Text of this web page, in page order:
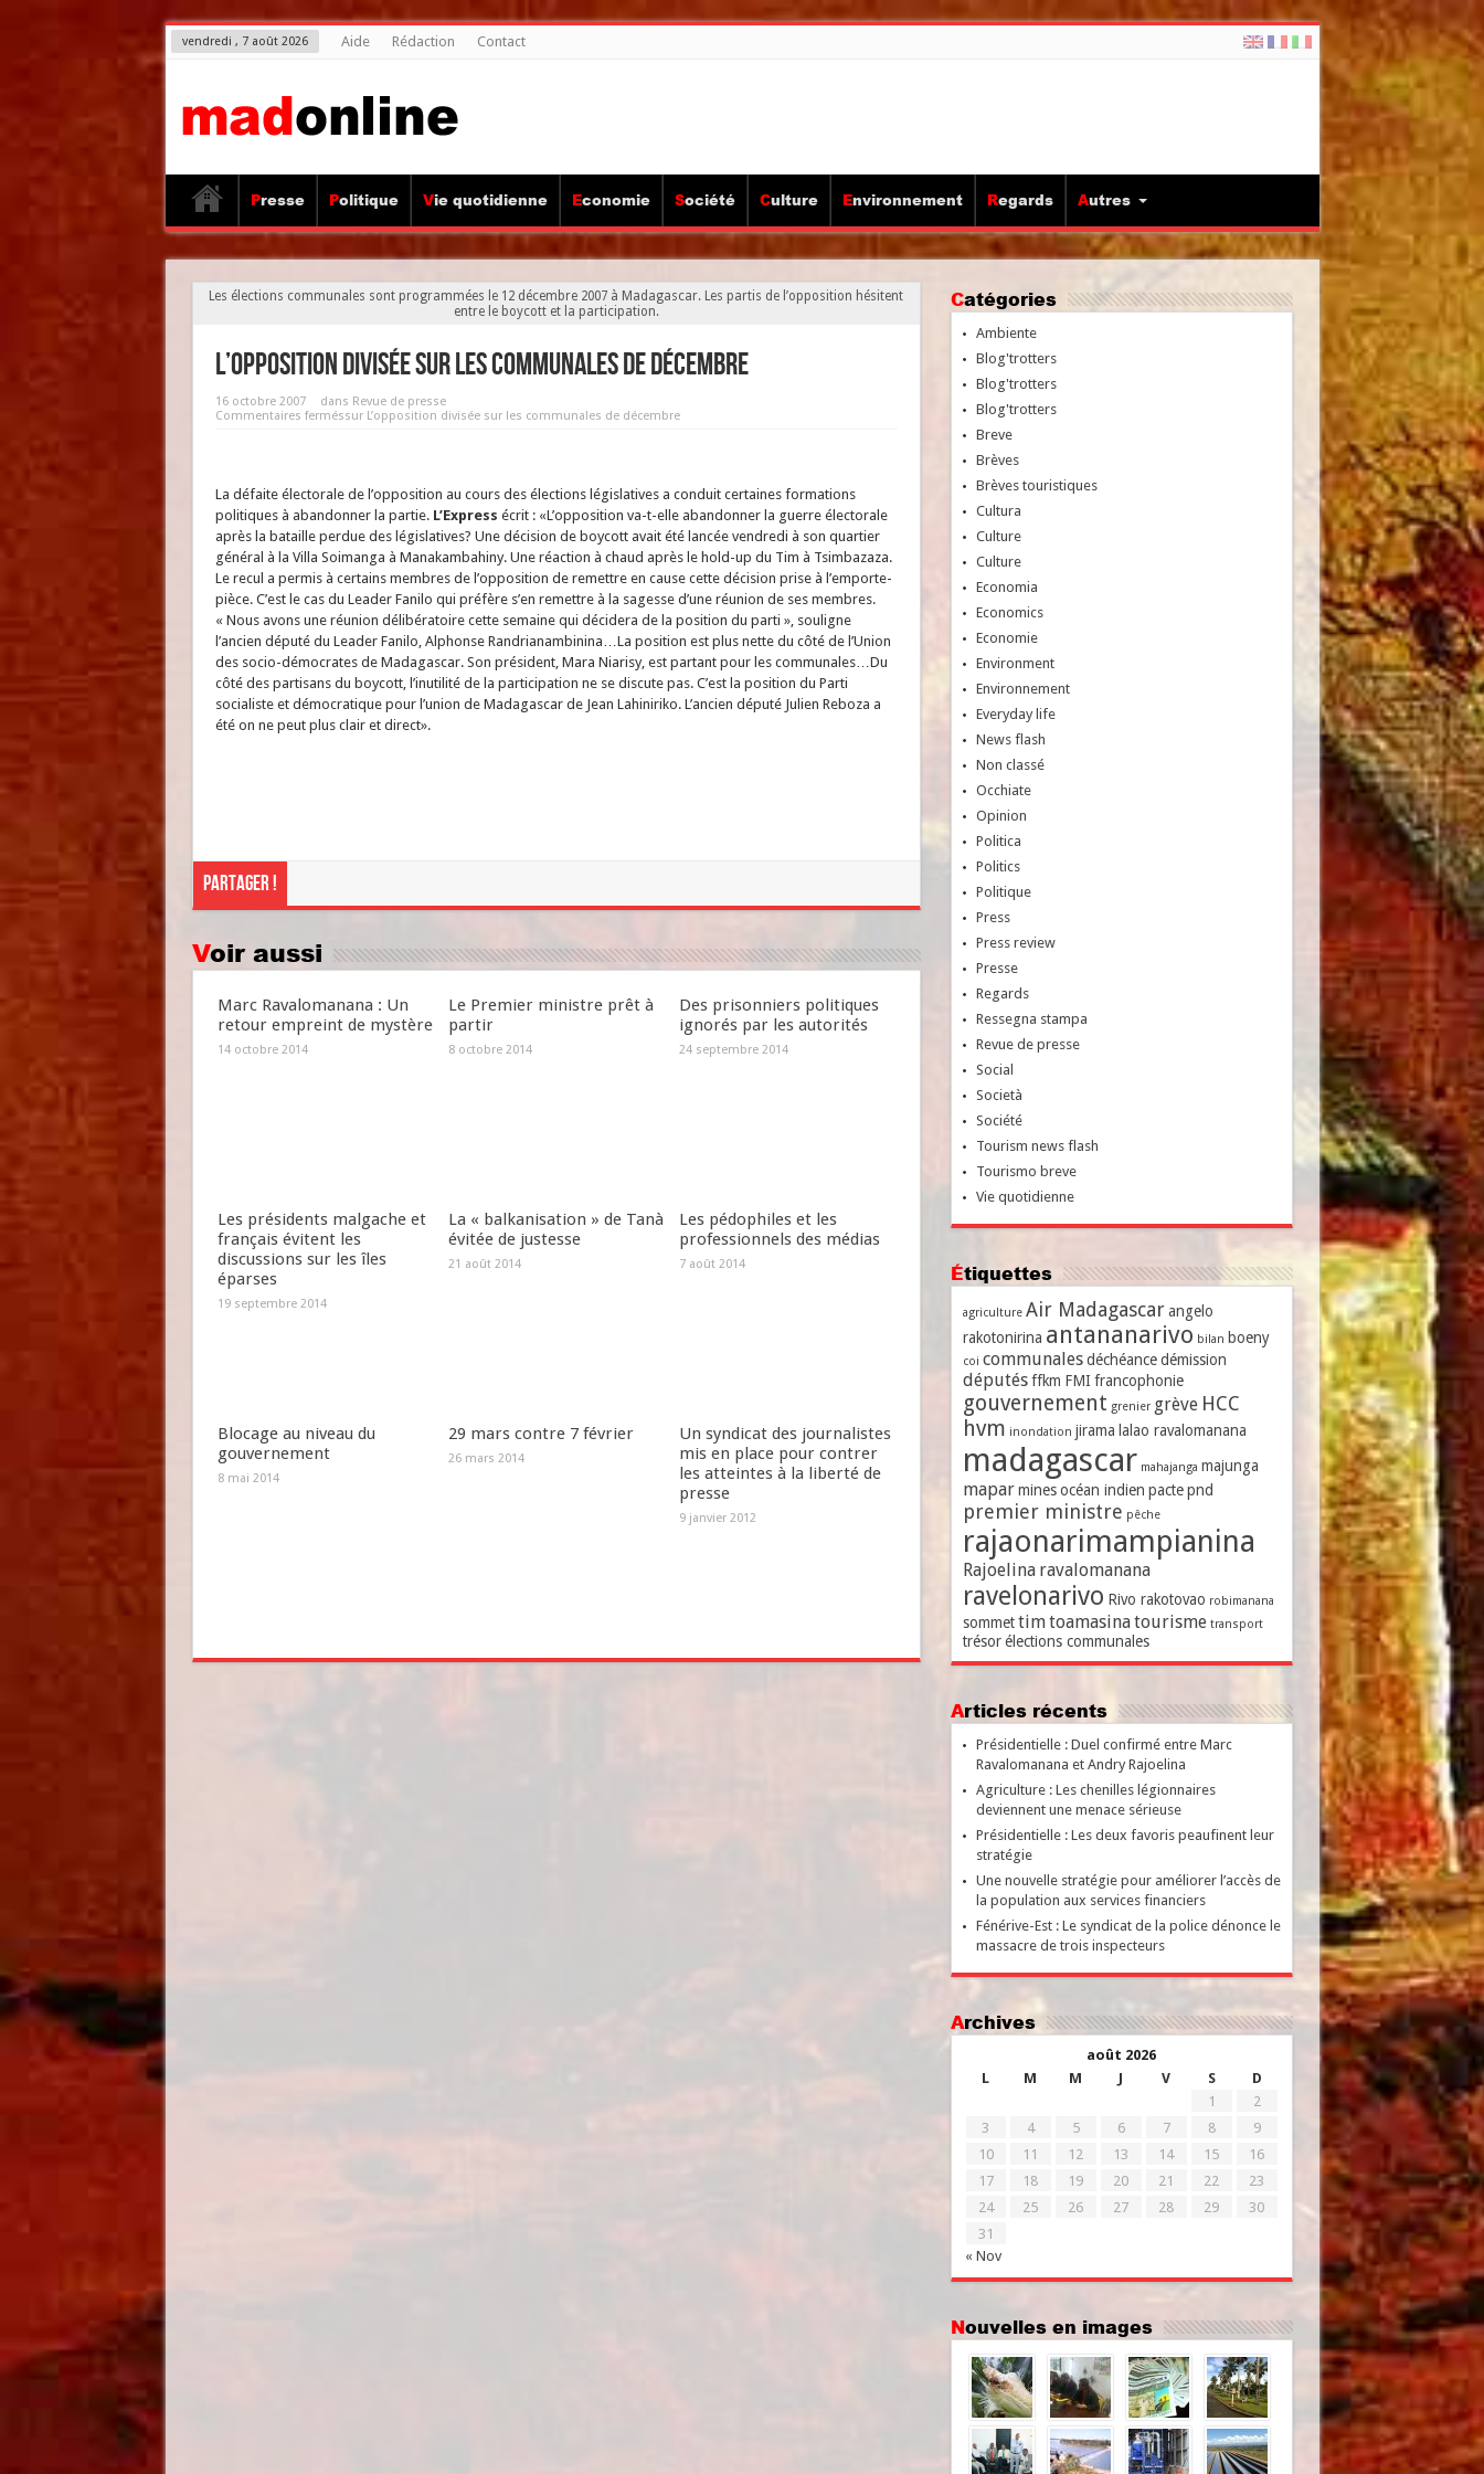
vendredi , 7 août 2026 Aide Rédaction Contact
Presse Politique Vie quotidienne Economie Société Culture Environnement Regards Autres
Les élections communales sont programmées le 12 décembre 2007 à Madagascar. Les partis de l’opposition hésitent
entre le boycott et la participation.
L’opposition divisée sur les communales de décembre
16 octobre 2007 dans Revue de presse
Commentaires ferméssur L’opposition divisée sur les communales de décembre
La défaite électorale de l’opposition au cours des élections législatives a conduit certaines formations
politiques à abandonner la partie. L’Express écrit : «L’opposition va-t-elle abandonner la guerre électorale
après la bataille perdue des législatives? Une décision de boycott avait été lancée vendredi à son quartier
général à la Villa Soimanga à Manakambahiny. Une réaction à chaud après le hold-up du Tim à Tsimbazaza.
Le recul a permis à certains membres de l’opposition de remettre en cause cette décision prise à l’emporte-
pièce. C’est le cas du Leader Fanilo qui préfère s’en remettre à la sagesse d’une réunion de ses membres.
« Nous avons une réunion délibératoire cette semaine qui décidera de la position du parti », souligne
l’ancien député du Leader Fanilo, Alphonse Randrianambinina…La position est plus nette du côté de l’Union
des socio-démocrates de Madagascar. Son président, Mara Niarisy, est partant pour les communales…Du
côté des partisans du boycott, l’inutilité de la participation ne se discute pas. C’est la position du Parti
socialiste et démocratique pour l’union de Madagascar de Jean Lahiniriko. L’ancien député Julien Reboza a
été on ne peut plus clair et direct».
Partager !
Voir aussi
Marc Ravalomanana : Un
retour empreint de mystère
14 octobre 2014
Le Premier ministre prêt à
partir
8 octobre 2014
Des prisonniers politiques
ignorés par les autorités
24 septembre 2014
Les présidents malgache et
français évitent les
discussions sur les îles
éparses
19 septembre 2014
La « balkanisation » de Tanà
évitée de justesse
21 août 2014
Les pédophiles et les
professionnels des médias
7 août 2014
Blocage au niveau du
gouvernement
8 mai 2014
29 mars contre 7 février
26 mars 2014
Un syndicat des journalistes
mis en place pour contrer
les atteintes à la liberté de
presse
9 janvier 2012
Catégories
Ambiente
Blog'trotters
Blog'trotters
Blog'trotters
Breve
Brèves
Brèves touristiques
Cultura
Culture
Culture
Economia
Economics
Economie
Environment
Environnement
Everyday life
News flash
Non classé
Occhiate
Opinion
Politica
Politics
Politique
Press
Press review
Presse
Regards
Ressegna stampa
Revue de presse
Social
Società
Société
Tourism news flash
Tourismo breve
Vie quotidienne
Étiquettes
agriculture Air Madagascar angelo
rakotonirina antananarivo bilan boeny
coi communales déchéance démission
députés ffkm FMI francophonie
gouvernement grenier grève HCC
hvm inondation jirama lalao ravalomanana
madagascar mahajanga majunga
mapar mines océan indien pacte pnd
premier ministre pêche
rajaonarimampianina
Rajoelina ravalomanana
ravelonarivo Rivo rakotovao robimanana
sommet timtoamasinatourisme transport
trésor élections communales
Articles récents
Présidentielle : Duel confirmé entre Marc
Ravalomanana et Andry Rajoelina
Agriculture : Les chenilles légionnaires
deviennent une menace sérieuse
Présidentielle : Les deux favoris peaufinent leur
stratégie
Une nouvelle stratégie pour améliorer l’accès de
la population aux services financiers
Fénérive-Est : Le syndicat de la police dénonce le
massacre de trois inspecteurs
Archives
août 2026
L
M M J V S D
« Nov
1
2
3
4 5 6 7 8
9
10
11 12 13 14 15
16
17
18 19 20 21 22
23
24
25 26 27 28 29
30
31
Nouvelles en images